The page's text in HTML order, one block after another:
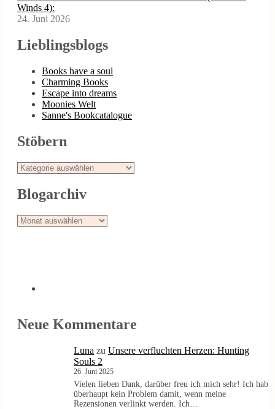
Winds 4):
24. Juni 2026
Lieblingsblogs
Books have a soul
Charming Books
Escape into dreams
Moonies Welt
Sanne's Bookcatalogue
Stöbern
Stöbern
Blogarchiv
Blogarchiv
Neue Kommentare
Luna zu Unsere verfluchten Herzen: Hunting
Souls 2
26. Juni 2025
Vielen lieben Dank, darüber freu ich mich sehr! Ich hab
überhaupt kein Problem damit, wenn meine
Rezensionen verlinkt werden. Ich…